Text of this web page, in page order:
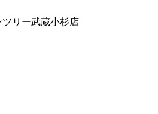
リー武蔵小杉店